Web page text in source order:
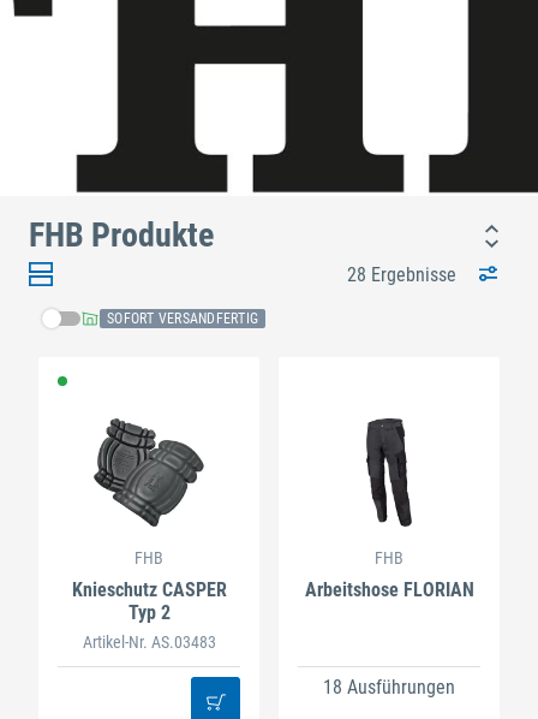
FHB Produkte
28 Ergebnisse
SOFORT VERSANDFERTIG
FHB
Knieschutz CASPER
Typ 2
Artikel-Nr. AS.03483
FHB
Arbeitshose FLORIAN
18 Ausführungen